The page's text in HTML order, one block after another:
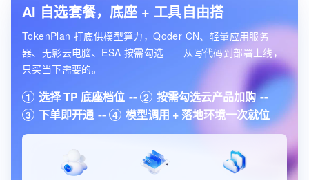
AI 自选套餐，底座 + 工具自由搭
TokenPlan 打底供模型算力，Qoder CN、轻量应用服务
器、无影云电脑、ESA 按需勾选——从写代码到部署上线，
只买当下需要的。
1 选择 TP 底座档位 2 按需勾选云产品加购
3 下单即开通 4 模型调用 + 落地环境一次就位